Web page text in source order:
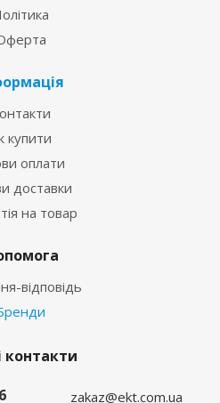
купити
оплати
доставки
на товар
відповідь
контакти
zakaz@ekt.com.ua